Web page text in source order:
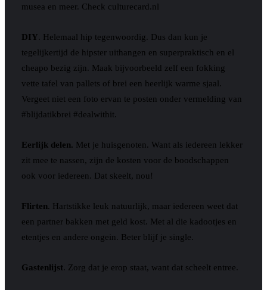
musea en meer. Check culturecard.nl
DIY. Helemaal hip tegenwoordig. Dus dan kun je
tegelijkertijd de hipster uithangen en superpraktisch en el
cheapo bezig zijn. Maak bijvoorbeeld zelf een fokking
vette tafel van pallets of brei een heerlijk warme sjaal.
Vergeet niet een foto ervan te posten onder vermelding van
#blijdatikbrei #dealwithit.
Eerlijk delen. Met je huisgenoten. Want als iedereen lekker
zit mee te nassen, zijn de kosten voor de boodschappen
ook voor iedereen. Dat skeelt, nou!
Flirten. Hartstikke leuk natuurlijk, maar iedereen weet dat
een partner bakken met geld kost. Met al die kadootjes en
etentjes en andere ongein. Beter blijf je single.
Gastenlijst. Zorg dat je erop staat, want dat scheelt entree.